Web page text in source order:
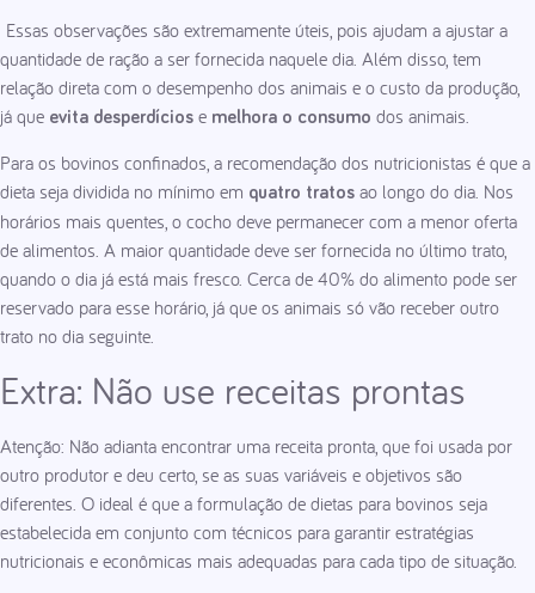
Essas observações são extremamente úteis, pois ajudam a ajustar a
quantidade de ração a ser fornecida naquele dia. Além disso, tem
relação direta com o desempenho dos animais e o custo da produção,
já que evita desperdícios e melhora o consumo dos animais.
Para os bovinos confinados, a recomendação dos nutricionistas é que a
dieta seja dividida no mínimo em quatro tratos ao longo do dia. Nos
horários mais quentes, o cocho deve permanecer com a menor oferta
de alimentos. A maior quantidade deve ser fornecida no último trato,
quando o dia já está mais fresco. Cerca de 40% do alimento pode ser
reservado para esse horário, já que os animais só vão receber outro
trato no dia seguinte.
Extra: Não use receitas prontas
Atenção: Não adianta encontrar uma receita pronta, que foi usada por
outro produtor e deu certo, se as suas variáveis e objetivos são
diferentes. O ideal é que a formulação de dietas para bovinos seja
estabelecida em conjunto com técnicos para garantir estratégias
nutricionais e econômicas mais adequadas para cada tipo de situação.